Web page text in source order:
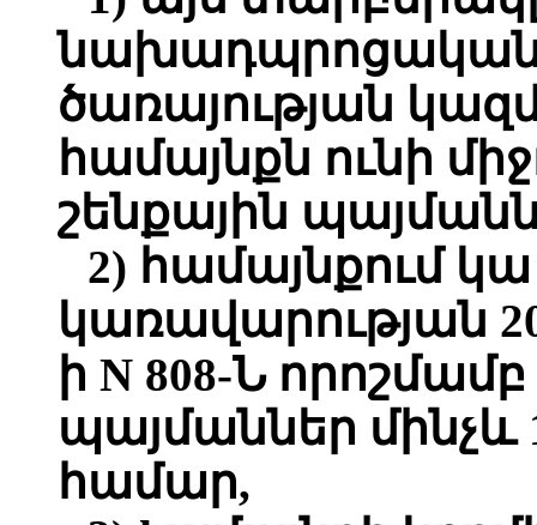
ծառայության
համայնքն ունի
շենքային
2) համայնքում
կառավարության
ի N 808-Ն
պայմաններ մինչև
համար,